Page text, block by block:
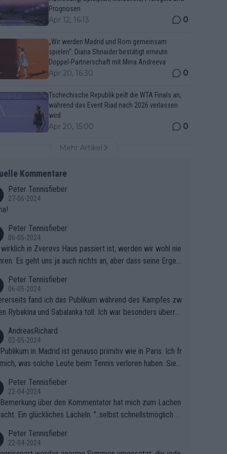
Prognosen
Apr 12, 16:13 0
„Wir werden Madrid und Rom gemeinsam
spielen“: Diana Shnaider bestätigt erneute
Doppel-Partnerschaft mit Mirra Andreeva
Apr 20, 16:30 0
Tschechische Republik peilt die WTA Finals an,
während das Event Riad nach 2026 verlassen
wird
Apr 20, 15:00 0
Mehr Artikel
Kommentare
Peter Tennisfieber
27-06-2024
Peter Tennisfieber
06-05-2024
wirklich in Zverevs Haus passiert ist, werden wir wohl nie
Es geht uns ja auch nichts an, aber dass seine Ergeb
Peter Tennisfieber
06-05-2024
fand ich das Publikum während des Kampfes zw
Rybakina und Sabalanka toll. Ich war besonders überras
AndreasRichard
02-05-2024
in Madrid ist genauso primitiv wie in Paris. Ich fr
was solche Leute beim Tennis verloren haben. Sie s
Peter Tennisfieber
22-04-2024
über den Kommentator hat mich zum Lachen
Ein glückliches Lächeln. "..selbst schnellstmöglich na
Peter Tennisfieber
22-04-2024